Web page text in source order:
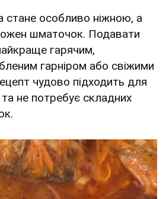
стане особливо ніжною, а
шматочок. Подавати
гарячим,
гарніром або свіжими
чудово підходить для
не потребує складних